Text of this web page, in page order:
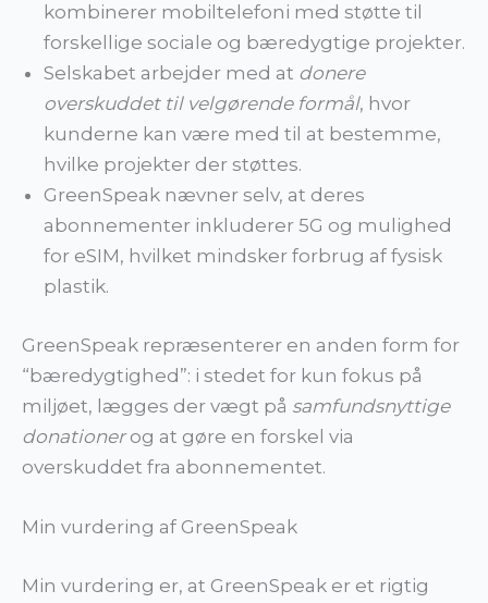
kombinerer mobiltelefoni med støtte til
forskellige sociale og bæredygtige projekter.
Selskabet arbejder med at donere
overskuddet til velgørende formål, hvor
kunderne kan være med til at bestemme,
hvilke projekter der støttes.
GreenSpeak nævner selv, at deres
abonnementer inkluderer 5G og mulighed
for eSIM, hvilket mindsker forbrug af fysisk
plastik.
GreenSpeak repræsenterer en anden form for
“bæredygtighed”: i stedet for kun fokus på
miljøet, lægges der vægt på samfundsnyttige
donationerog at gøre en forskel via
overskuddet fra abonnementet.
Min vurdering af GreenSpeak
Min vurdering er, at GreenSpeak er et rigtig